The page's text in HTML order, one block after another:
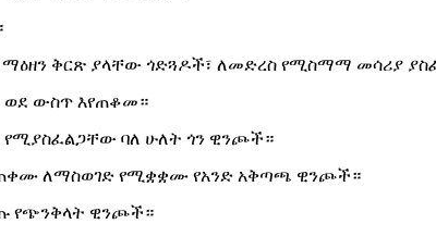
ቅርጽ ያላቸው ጎድጓዶች፣ ለመድረስ የሚስማማ መሳሪያ
ወደ ውስጥ እየጠቆመ።
የሚያስፈልጋቸው ባለ ሁለት ጎን ዊንጮች።
ለማስወገድ የሚቋቋሙ የአንድ አቅጣጫ ዊንጮች።
የጭንቅላት ዊንጮች።